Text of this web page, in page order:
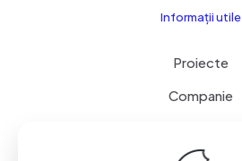
Informații utile
Proiecte
Companie